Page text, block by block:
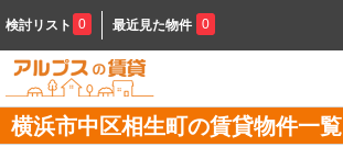
検討リスト 0 最近見た物件 0
横浜市中区相生町の賃貸物件一覧